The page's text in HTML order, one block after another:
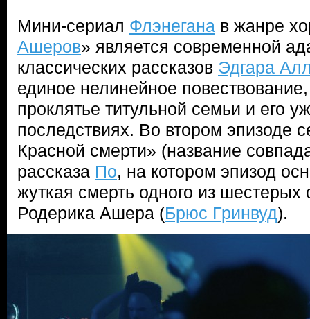
Мини-сериал Флэнегана в жанре
Ашеров» является современной
классических рассказов Эдгара
единое нелинейное
проклятье титульной семьи и его
последствиях. Во втором эпизоде
Красной смерти» (название
рассказа По, на котором эпизод
жуткая смерть одного из шестерых
Родерика Ашера (Брюс Гринвуд).